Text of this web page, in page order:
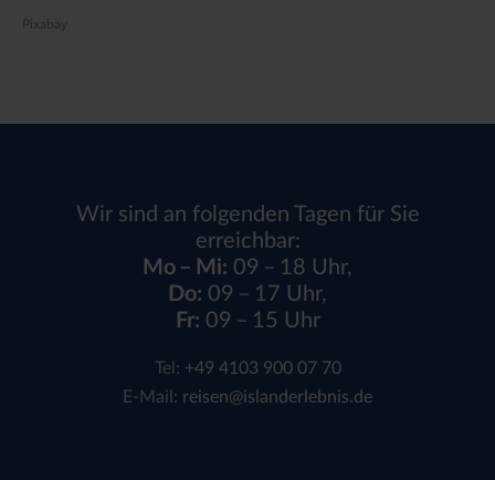
Pixabay
Wir sind an folgenden Tagen für Sie
erreichbar:
Mo – Mi: 09 – 18 Uhr,
Do: 09 – 17 Uhr,
Fr: 09 – 15 Uhr
Tel: +49 4103 900 07 70
E-Mail: reisen@islanderlebnis.de